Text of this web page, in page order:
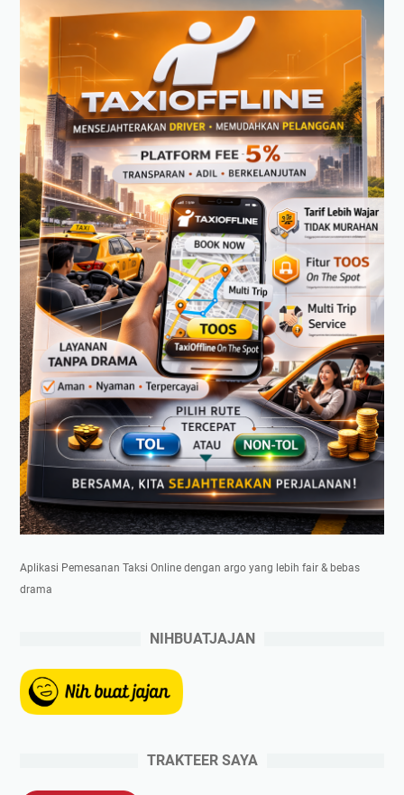
Aplikasi Pemesanan Taksi Online dengan argo yang lebih fair & bebas
drama
NIHBUATJAJAN
TRAKTEER SAYA